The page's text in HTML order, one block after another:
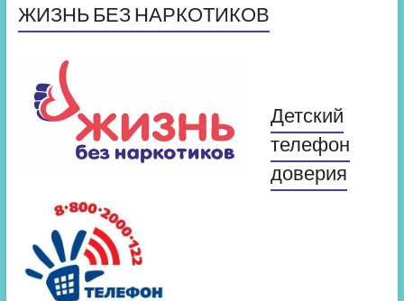
ЖИЗНЬ БЕЗ НАРКОТИКОВ
Детский
телефон
доверия